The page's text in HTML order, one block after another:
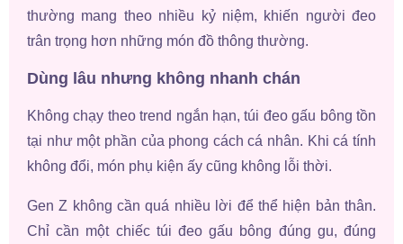
thường mang theo nhiều kỷ niệm, khiến người đeo
trân trọng hơn những món đồ thông thường.
Dùng lâu nhưng không nhanh chán
Không chạy theo trend ngắn hạn, túi đeo gấu bông tồn
tại như một phần của phong cách cá nhân. Khi cá tính
không đổi, món phụ kiện ấy cũng không lỗi thời.
Gen Z không cần quá nhiều lời để thể hiện bản thân.
Chỉ cần một chiếc túi đeo gấu bông đúng gu, đúng